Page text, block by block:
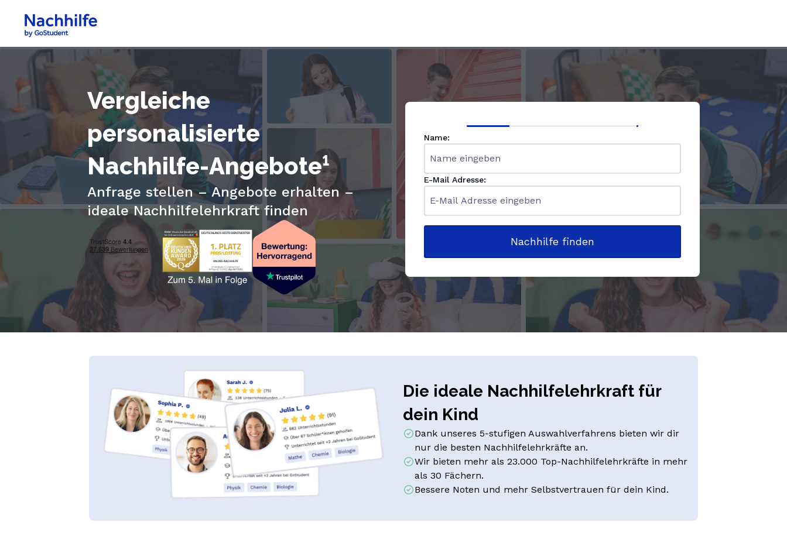
Vergleiche
personalisierte
Nachhilfe-Angebote¹
Anfrage stellen – Angebote erhalten –
ideale Nachhilfelehrkraft finden
Name:
E-Mail Adresse:
Nachhilfe finden
Die ideale Nachhilfelehrkraft für
dein Kind
Dank unseres 5-stufigen Auswahlverfahrens bieten wir dir
nur die besten Nachhilfelehrkräfte an.
Wir bieten mehr als 23.000 Top-Nachhilfelehrkräfte in mehr
als 30 Fächern.
Bessere Noten und mehr Selbstvertrauen für dein Kind.